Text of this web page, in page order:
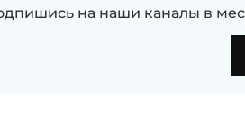
на наши каналы в